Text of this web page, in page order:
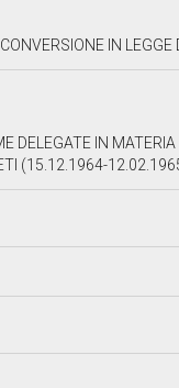
MARZO 1965, N. 124, RECANTE
DELEGATE IN
(15.12.1964-